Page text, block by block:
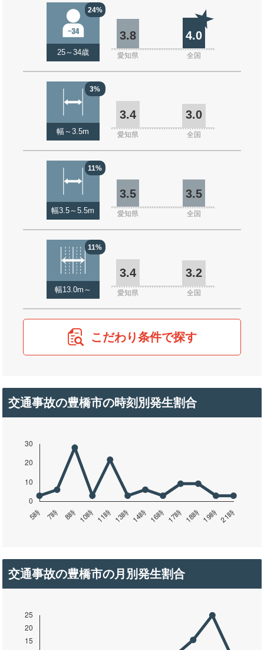
24%
25～34歳
3.8 4.0
愛知県 全国
3%
幅～3.5m
3.4 3.0
愛知県 全国
11%
幅3.5～5.5m
3.5 3.5
愛知県 全国
11%
幅13.0m～
3.4 3.2
愛知県 全国
こだわり条件で探す
交通事故の豊橋市の時刻別発生割合
交通事故の豊橋市の月別発生割合